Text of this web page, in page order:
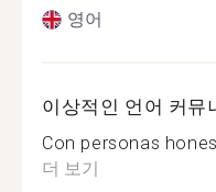
영어
이상적인 언어 커뮤
Con personas
더 보기